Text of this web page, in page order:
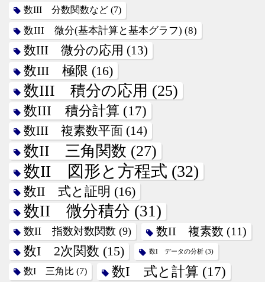
数III 分数関数など (7)
数III 微分(基本計算と基本グラフ) (8)
数III 微分の応用 (13)
数III 極限 (16)
数III 積分の応用 (25)
数III 積分計算 (17)
数III 複素数平面 (14)
数II 三角関数 (27)
数II 図形と方程式 (32)
数II 式と証明 (16)
数II 微分積分 (31)
数II 指数対数関数 (9) 数II 複素数 (11)
数I 2次関数 (15) 数I データの分析 (3)
数I 三角比 (7) 数I 式と計算 (17)